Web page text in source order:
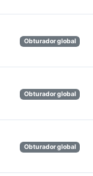
Obturador global
Obturador global
Obturador global